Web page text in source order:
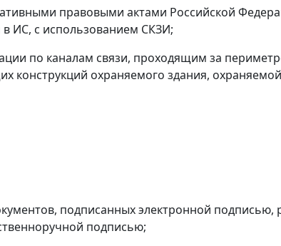
правовыми актами Российской
ИС, с использованием СКЗИ;
по каналам связи, проходящим за
конструкций охраняемого здания,
подписанных электронной
подписью;